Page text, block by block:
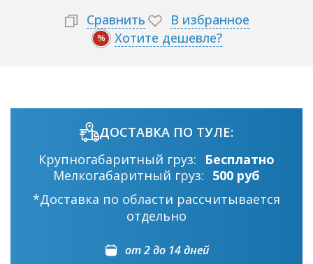
Сравнить В избранное
% Хотите дешевле?
ДОСТАВКА ПО ТУЛЕ:
Крупногабаритный груз:
Бесплатно
Мелкогабаритный груз: 500 руб
*Доставка по области рассчитывается
отдельно
от 2 до 14 дней